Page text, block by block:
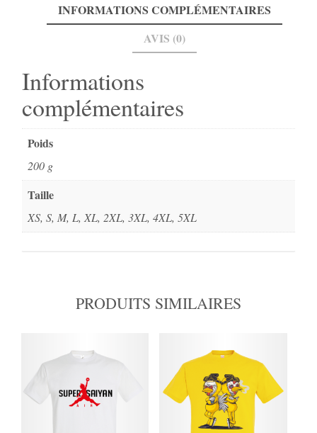
INFORMATIONS COMPLÉMENTAIRES
AVIS (0)
Informations
complémentaires
Poids
200 g
Taille
XS, S, M, L, XL, 2XL, 3XL, 4XL, 5XL
PRODUITS SIMILAIRES